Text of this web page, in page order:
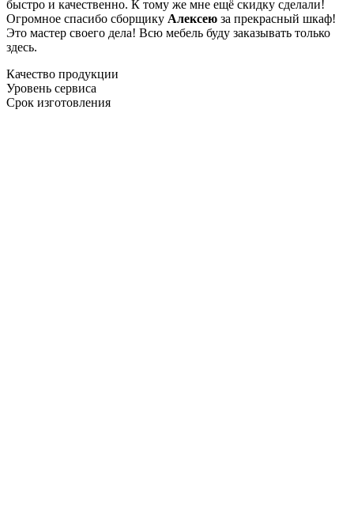
быстро и качественно. К тому же мне ещё скидку сделали!
Огромное спасибо сборщику Алексею за прекрасный шкаф!
Это мастер своего дела! Всю мебель буду заказывать только
здесь.
Качество продукции
Уровень сервиса
Срок изготовления